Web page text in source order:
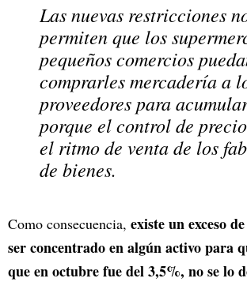
Las nuevas restricciones
permiten que los
pequeños comercios
comprarles mercadería a
proveedores para
porque el control de
el ritmo de venta de los
de bienes.
Como consecuencia, existe un exceso
ser concentrado en algún activo para
que en octubre fue del 3,5%, no se lo